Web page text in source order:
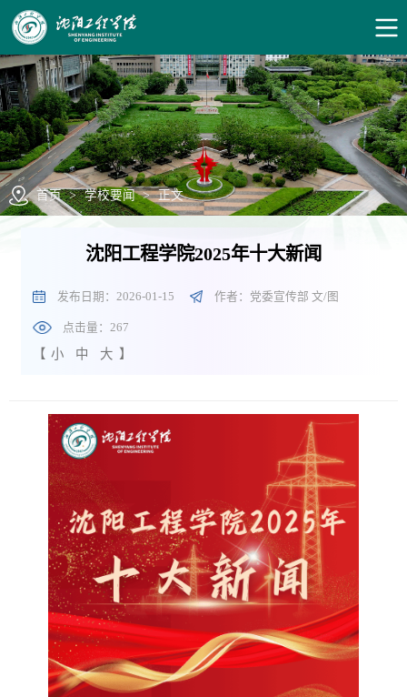
首页 > 学校要闻 > 正文
沈阳工程学院2025年十大新闻
发布日期：2026-01-15 作者：党委宣传部 文/图
点击量：267
【 小 中 大 】